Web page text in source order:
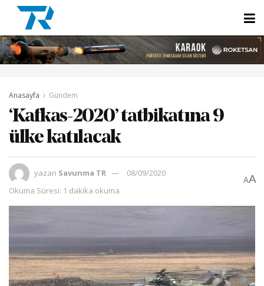
Anasayfa Gündem
‘Kafkas-2020’ tatbikatına 9
ülke katılacak
yazan Savunma TR
08/09/2020
Okuma Süresi: 1 dakika okuma
AA